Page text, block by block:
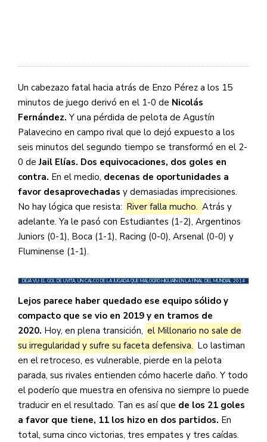
Un cabezazo fatal hacia atrás de Enzo Pérez a los 15
minutos de juego derivó en el 1-0 de Nicolás
Fernández. Y una pérdida de pelota de Agustín
Palavecino en campo rival que lo dejó expuesto a los
seis minutos del segundo tiempo se transformó en el 2-
0 de Jail Elías. Dos equivocaciones, dos goles en
contra. En el medio, decenas de oportunidades a
favor desaprovechadas y demasiadas imprecisiones.
No hay lógica que resista: River falla mucho. Atrás y
adelante. Ya le pasó con Estudiantes (1-2), Argentinos
Juniors (0-1), Boca (1-1), Racing (0-0), Arsenal (0-0) y
Fluminense (1-1).
DÉJÀ VU: EL GOL DE UVITA, UN CALCO DE LA JUGADA QUE MALOGRÓ HIGUAÍN EN LA FINAL DEL MUNDIAL 2014
Lejos parece haber quedado ese equipo sólido y
compacto que se vio en 2019 y en tramos de
2020. Hoy, en plena transición, el Millonario no sale de
su irregularidad y sufre su faceta defensiva. Lo lastiman
en el retroceso, es vulnerable, pierde en la pelota
parada, sus rivales entienden cómo hacerle daño. Y todo
el poderío que muestra en ofensiva no siempre lo puede
traducir en el resultado. Tan es así que de los 21 goles
a favor que tiene, 11 los hizo en dos partidos. En
total, suma cinco victorias, tres empates y tres caídas.